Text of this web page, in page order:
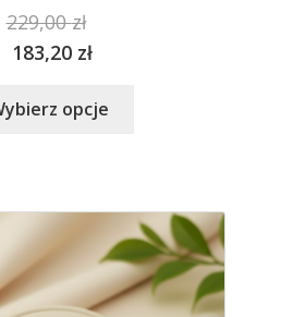
229,00zł
183,20 zł
opcje
wariantów.
Opcje
można
wybrać